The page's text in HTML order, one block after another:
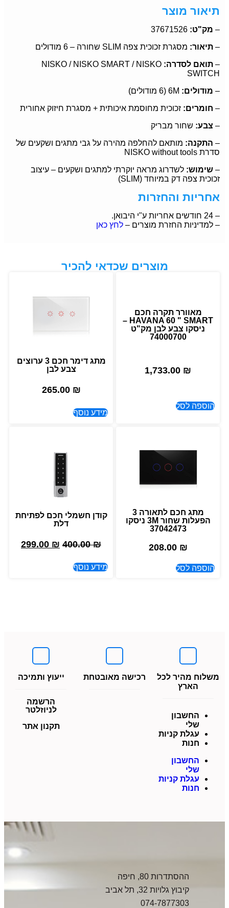
תיאור מוצר
– מק"ט:
– תיאור: מסגרת זכוכית צפה SLIM שחורה – 6 מודולים
– תואם לסדרה: NISKO / NISKO SMART / NISKO
SWITCH
– מודולים:
– חומרים: זכוכית מחוסמת איכותית + מסגרת חיזוק אחורית
– צבע: שחור מבריק
– התקנה: מותאם להחלפה מהירה על גבי מתגים ושקעים של
סדרת NISKO without tools
– שימוש: לשדרוג מראה יוקרתי למתגים ושקעים – עיצוב
זכוכית צפה דק במיוחד (SLIM)
אחריות והחזרות
– 24 חודשים אחריות ע"י היבואן.
– למדיניות החזרת מוצרים – לחץ כאן
מוצרים שכדאי להכיר
מאוורר תקרה חכם
HAVANA 60 " SMART –
ניסקו צבע לבן מק"ט
74000700
1,733.00 ₪
הוספה לסל
מתג דימר חכם 3 ערוצים
צבע לבן
265.00 ₪
מידע נוסף
מתג חכם לתאורה 3
הפעלות שחור 3M ניסקו
37042473
208.00 ₪
הוספה לסל
קודן חשמלי חכם לפתיחת
דלת
400.00₪
299.00 ₪
מידע נוסף
משלוח מהיר לכל
הארץ
החשבון
שלי
עגלת קניות
חנות
החשבון
שלי
עגלת קניות
חנות
רכישה מאובטחת ייעוץ ותמיכה
הרשמה
לניוזלטר
תקנון אתר
ההסתדרות 80, חיפה
קיבוץ גלויות 32, תל אביב
074-7877303